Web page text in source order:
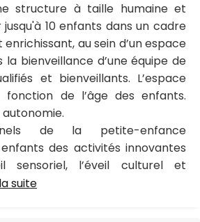
structure à taille humaine et
10 enfants dans un cadre
au sein d’un espace
la bienveillance d’une équipe de
et bienveillants. L’espace
de l’âge des enfants.
de la petite-enfance
des activités innovantes
sensoriel, l’éveil culturel et
suite